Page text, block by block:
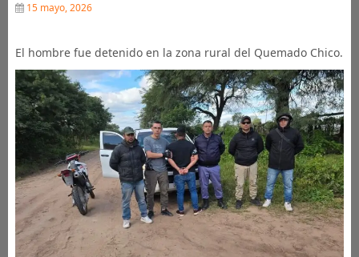
15 mayo, 2026
El hombre fue detenido en la zona rural del Quemado Chico.